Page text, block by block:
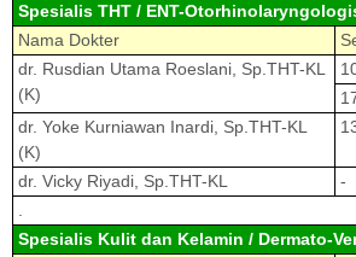
Spesialis THT / ENT-
Nama Dokter
dr. Rusdian Utama Roeslani, Sp.THT-KL
(K)
dr. Yoke Kurniawan Inardi, Sp.THT-KL
(K)
dr. Vicky Riyadi, Sp.THT-KL -
.
Spesialis Kulit dan Kelamin / Dermato-